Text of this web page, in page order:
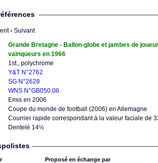
› Suivant
Grande Bretagne - Ballon-globe et jambes de
vainqueurs en 1966
1st., polychrome
Y&T N°2762
SG N°2628
WNS N°GB050.06
Emis en 2006
Coupe du monde de football (2006) en Allemagne
Courrier rapide correspondant à la valeur faciale de
Dentelé 14½
Proposé en échange par